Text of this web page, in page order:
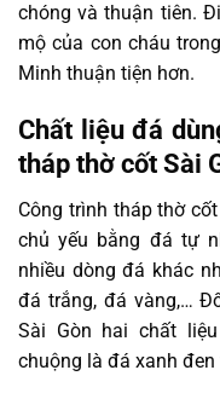
chóng và thuận tiên.
mộ của con cháu
Minh thuận tiện hơn.
Chất liệu đá
tháp thờ cốt Sài
Công trình tháp thờ
chủ yếu bằng đá tự
nhiều dòng đá khác
đá trắng, đá vàng,…
Sài Gòn hai chất
chuộng là đá xanh